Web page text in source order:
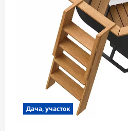
Дача, участок